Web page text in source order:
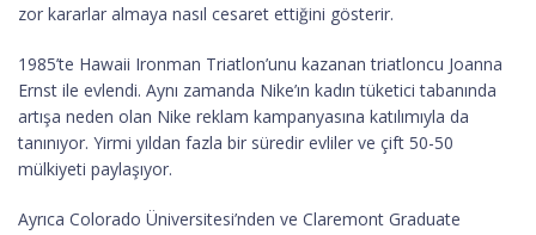
zor kararlar almaya nasıl cesaret ettiğini gösterir.
1985’te Hawaii Ironman Triatlon’unu kazanan triatloncu Joanna
Ernst ile evlendi. Aynı zamanda Nike’ın kadın tüketici tabanında
artışa neden olan Nike reklam kampanyasına katılımıyla da
tanınıyor. Yirmi yıldan fazla bir süredir evliler ve çift 50-50
mülkiyeti paylaşıyor.
Ayrıca Colorado Üniversitesi’nden ve Claremont Graduate